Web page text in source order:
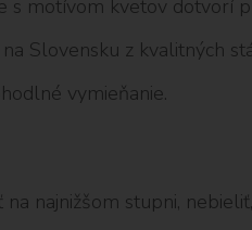
s motívom kvetov dotvorí
Slovensku z kvalitných
vymieňanie.
najnižšom stupni,